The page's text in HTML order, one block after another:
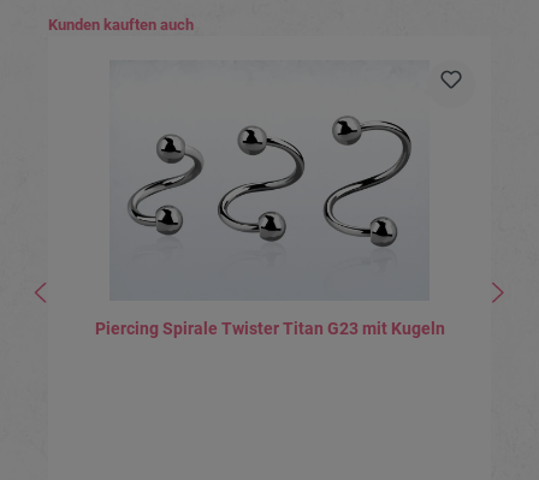
Produktgalerie überspringen
Kunden kauften auch
Piercing Spirale Twister Titan G23 mit Kugeln